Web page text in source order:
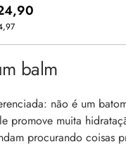
balm
não é um
promove muita
procurando coisas